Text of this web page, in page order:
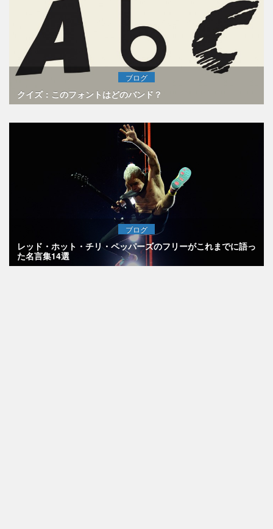
ブログ
クイズ：このフォントはどのバンド？
ブログ
レッド・ホット・チリ・ペッパーズのフリーがこれまでに語っ
た名言集14選